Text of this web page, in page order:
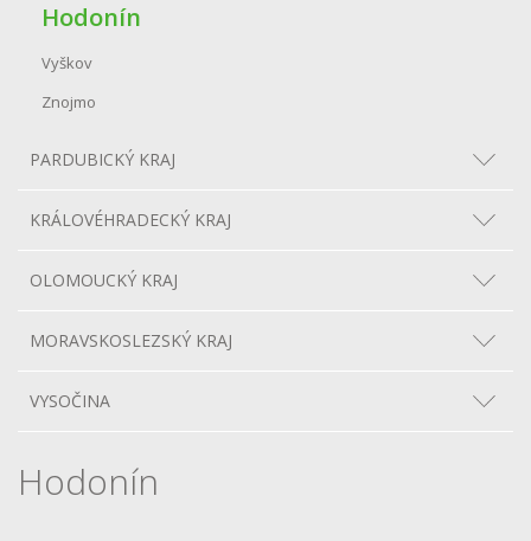
Hodonín
Vyškov
Znojmo
PARDUBICKÝ KRAJ
KRÁLOVÉHRADECKÝ KRAJ
OLOMOUCKÝ KRAJ
MORAVSKOSLEZSKÝ KRAJ
VYSOČINA
Hodonín